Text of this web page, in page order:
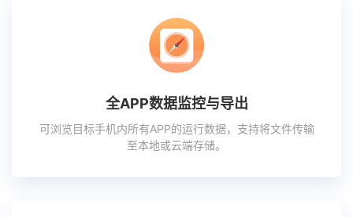
全APP数据监控与导出
可浏览目标手机内所有APP的运行数据，支持将文件传输
至本地或云端存储。